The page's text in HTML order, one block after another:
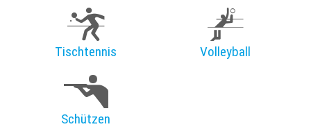
Tischtennis Volleyball
Schützen